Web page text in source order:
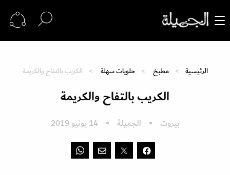
الرئيسية مطبخ حلويات سهلة الكريب بالتفاح والكريمة
الكريب بالتفاح والكريمة
بيروت الجميلة 14 يونيو 2019